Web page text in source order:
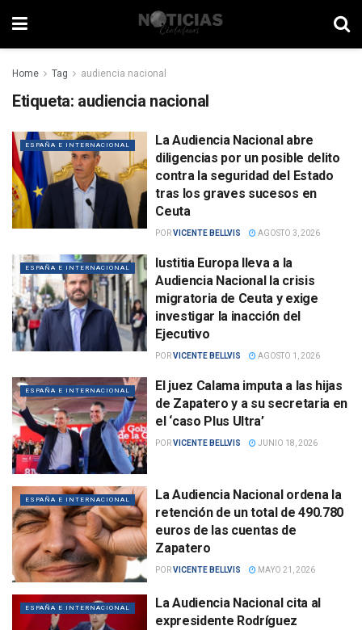
Home Tag audiencia nacional
Etiqueta: audiencia nacional
ESPAÑA E INTERNACIONAL
La Audiencia Nacional abre
diligencias por un posible delito
contra la seguridad del Estado
tras los graves sucesos en
Ceuta
PORVICENTE BELLVIS AGOSTO 3, 2026
ESPAÑA E INTERNACIONAL
Iustitia Europa lleva a la
Audiencia Nacional la crisis
migratoria de Ceuta y exige
investigar la inacción del
Ejecutivo
PORVICENTE BELLVIS AGOSTO 1, 2026
ESPAÑA E INTERNACIONAL
El juez Calama imputa a las hijas
de Zapatero y a su secretaria en
el ‘caso Plus Ultra’
PORVICENTE BELLVIS JUNIO 18, 2026
ESPAÑA E INTERNACIONAL
La Audiencia Nacional ordena la
retención de un total de 490.780
euros de las cuentas de
Zapatero
PORVICENTE BELLVIS MAYO 21, 2026
ESPAÑA E INTERNACIONAL
La Audiencia Nacional cita al
expresidente Rodríguez